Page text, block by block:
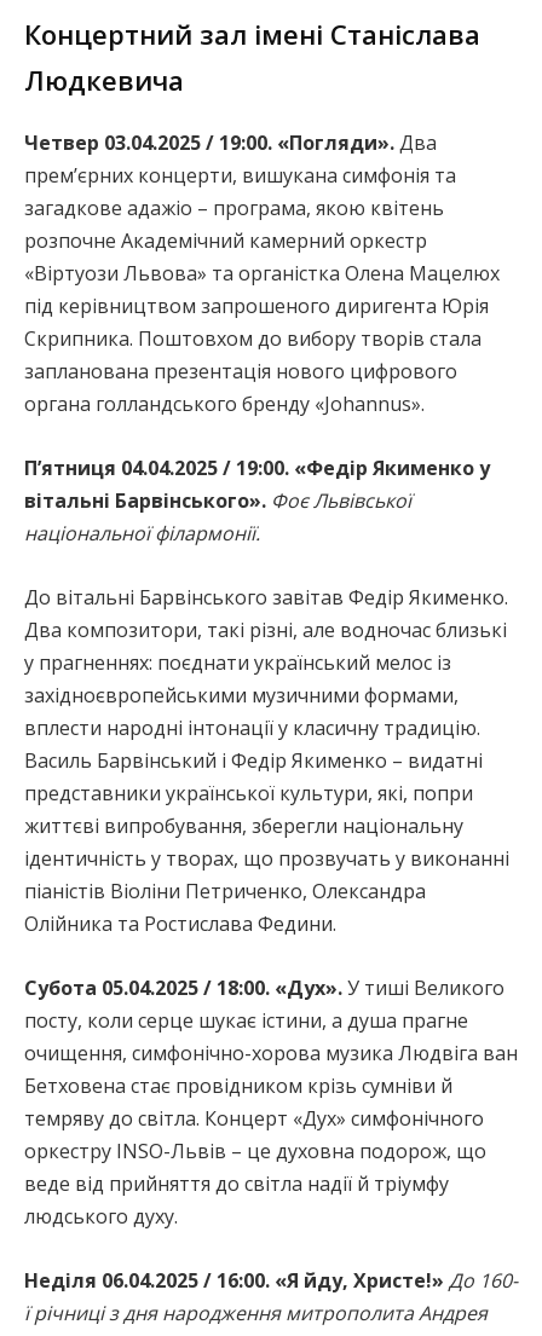
Концертний зал імені Станіслава
Людкевича
Четвер 03.04.2025 / 19:00. «Погляди».Два
премʼєрних концерти, вишукана симфонія та
загадкове адажіо – програма, якою квітень
розпочне Академічний камерний оркестр
«Віртуози Львова» та органістка Олена Мацелюх
під керівництвом запрошеного диригента Юрія
Скрипника. Поштовхом до вибору творів стала
запланована презентація нового цифрового
органа голландського бренду «Johannus».
П’ятниця 04.04.2025 / 19:00. «Федір Якименко у
вітальні Барвінського». Фоє Львівської
національної філармонії.
До вітальні Барвінського завітав Федір Якименко.
Два композитори, такі різні, але водночас близькі
у прагненнях: поєднати український мелос із
західноєвропейськими музичними формами,
вплести народні інтонації у класичну традицію.
Василь Барвінський і Федір Якименко – видатні
представники української культури, які, попри
життєві випробування, зберегли національну
ідентичність у творах, що прозвучать у виконанні
піаністів Віоліни Петриченко, Олександра
Олійника та Ростислава Федини.
Субота 05.04.2025 / 18:00. «Дух».У тиші Великого
посту, коли серце шукає істини, а душа прагне
очищення, симфонічно-хорова музика Людвіга ван
Бетховена стає провідником крізь сумніви й
темряву до світла. Концерт «Дух» симфонічного
оркестру INSO-Львів – це духовна подорож, що
веде від прийняття до світла надії й тріумфу
людського духу.
Неділя 06.04.2025 / 16:00. «Я йду, Христе!» До 160-
ї річниці з дня народження митрополита Андрея